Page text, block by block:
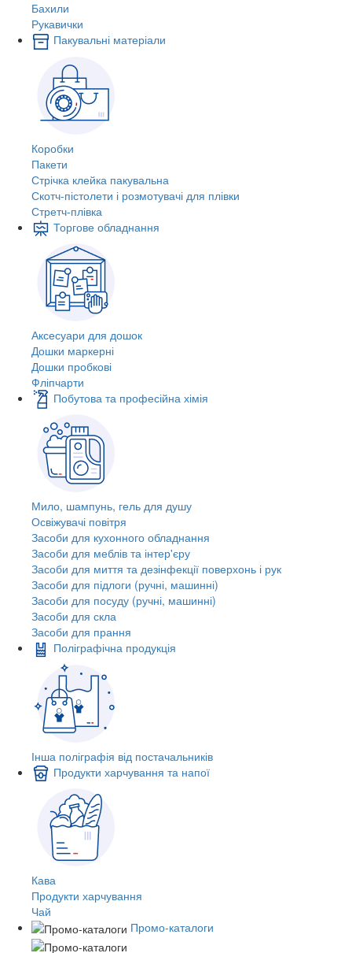
Бахили
Рукавички
Пакувальні матеріали
Коробки
Пакети
Стрічка клейка пакувальна
Скотч-пістолети і розмотувачі для плівки
Стретч-плівка
Торгове обладнання
Аксесуари для дошок
Дошки маркерні
Дошки пробкові
Фліпчарти
Побутова та професійна хімія
Мило, шампунь, гель для душу
Освіжувачі повітря
Засоби для кухонного обладнання
Засоби для меблів та інтер'єру
Засоби для миття та дезінфекції поверхонь і рук
Засоби для підлоги (ручні, машинні)
Засоби для посуду (ручні, машинні)
Засоби для скла
Засоби для прання
Поліграфічна продукція
Інша поліграфія від постачальників
Продукти харчування та напої
Кава
Продукти харчування
Чай
Промо-каталоги